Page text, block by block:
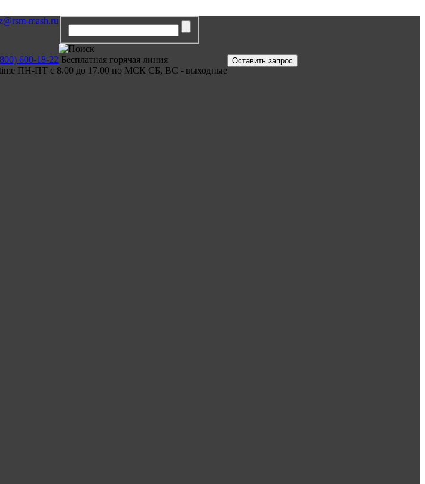
mash.ru
600-18-22 Бесплатная горячая линия
ПН-ПТ с 8.00 до 17.00 по МСК СБ, ВС - выходные
Оставить запрос